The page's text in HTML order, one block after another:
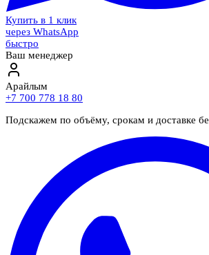
Купить в 1 клик
через WhatsApp
быстро
Ваш менеджер
Арайлым
+7 700 778 18 80
Подскажем по объёму, срокам и доставке